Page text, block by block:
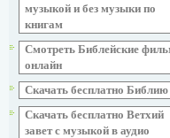
музыкой и без музыки по
книгам
Смотреть Библейские
онлайн
Скачать бесплатно Библию
Скачать бесплатно Ветхий
завет с музыкой в аудио